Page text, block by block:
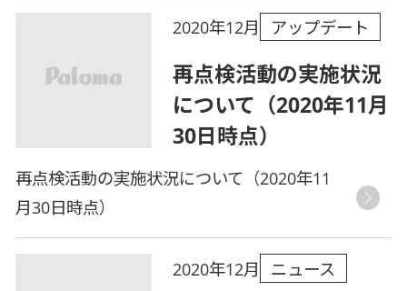
2020年12月 アップデート
再点検活動の実施状況
について（2020年11月
30日時点）
再点検活動の実施状況について（2020年11
月30日時点）
2020年12月 ニュース